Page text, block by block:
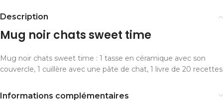
Description
Mug noir chats sweet time
Mug noir chats sweet time : 1 tasse en céramique avec son
couvercle, 1 cuillère avec une pâte de chat, 1 livre de 20 recettes
Informations complémentaires